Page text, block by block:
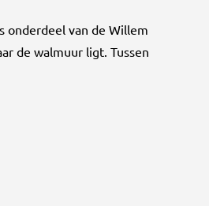
onderdeel van de Willem
de walmuur ligt. Tussen